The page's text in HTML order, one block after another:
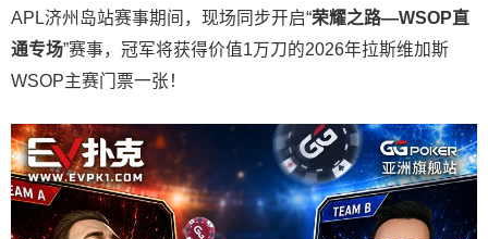
APL济州岛站赛事期间，现场同步开启“荣耀之路—WSOP直
通专场”赛事，冠军将获得价值1万刀的2026年拉斯维加斯
WSOP主赛门票一张！